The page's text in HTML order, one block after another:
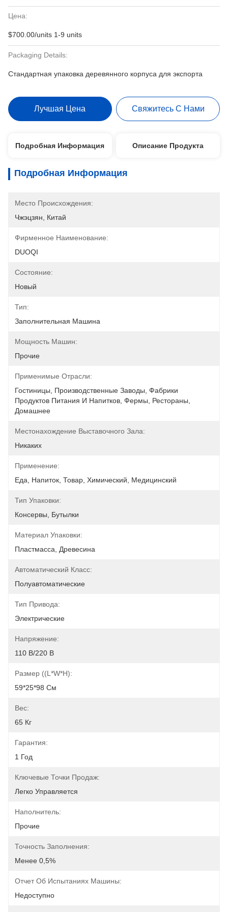
Цена:
$700.00/units 1-9 units
Packaging Details:
Стандартная упаковка деревянного корпуса для экспорта
Лучшая Цена Свяжитесь С Нами
Подробная Информация Описание Продукта
Подробная Информация
Место Происхождения:
Чжэцзян, Китай
Фирменное Наименование:
DUOQI
Состояние:
Новый
Тип:
Заполнительная Машина
Мощность Машин:
Прочие
Применимые Отрасли:
Гостиницы, Производственные Заводы, Фабрики
Продуктов Питания И Напитков, Фермы, Рестораны,
Домашнее
Местонахождение Выставочного Зала:
Никаких
Применение:
Еда, Напиток, Товар, Химический, Медицинский
Тип Упаковки:
Консервы, Бутылки
Материал Упаковки:
Пластмасса, Древесина
Автоматический Класс:
Полуавтоматические
Тип Привода:
Электрические
Напряжение:
110 В/220 В
Размер ((L*W*H):
59*25*98 См
Вес:
65 Кг
Гарантия:
1 Год
Ключевые Точки Продаж:
Легко Управляется
Наполнитель:
Прочие
Точность Заполнения:
Менее 0,5%
Отчет Об Испытаниях Машины:
Недоступно